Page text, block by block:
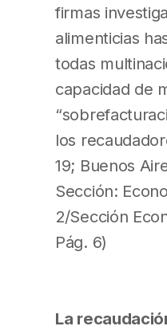
firmas
alimenticias
todas
capacidad de
los
19; Buenos
Sección:
2/Sección
Pág. 6)
La